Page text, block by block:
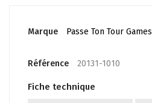
Marque Passe Ton Tour Games
Référence 20131-1010
Fiche technique